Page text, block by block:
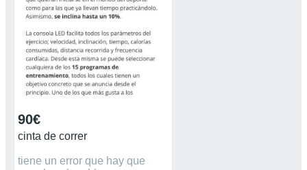
90€
cinta de correr
tiene un error que hay que